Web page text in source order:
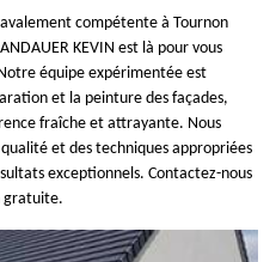
compétente à Tournon
KEVIN est là pour vous
équipe expérimentée est
et la peinture des façades,
fraîche et attrayante. Nous
et des techniques appropriées
exceptionnels. Contactez-nous
gratuite.